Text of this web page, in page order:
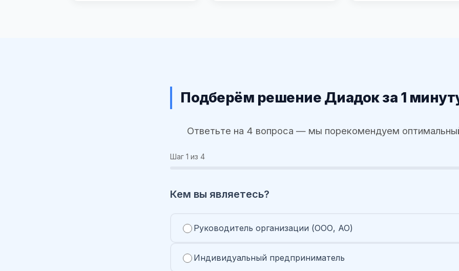
Подберём решение Диадок за 1
Ответьте на 4 вопроса — мы порекомендуем
Шаг 1 из 4
Кем вы являетесь?
Руководитель организации (ООО, АО)
Индивидуальный предприниматель